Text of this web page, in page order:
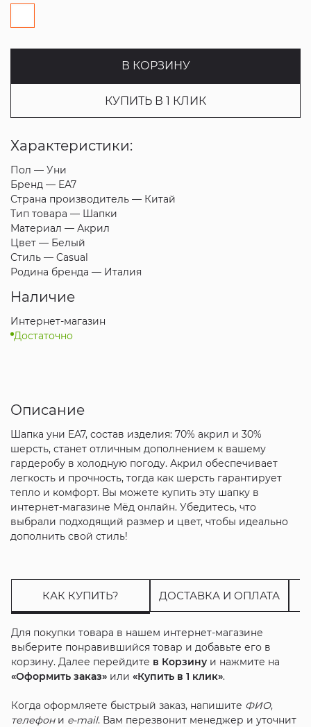
В КОРЗИНУ
КУПИТЬ В 1 КЛИК
Характеристики:
Пол — Уни
Бренд — EA7
Страна производитель — Китай
Тип товара — Шапки
Материал — Акрил
Цвет — Белый
Стиль — Casual
Родина бренда — Италия
Наличие
Интернет-магазин
Достаточно
Описание
Шапка уни EA7, состав изделия: 70% акрил и 30%
шерсть, станет отличным дополнением к вашему
гардеробу в холодную погоду. Акрил обеспечивает
легкость и прочность, тогда как шерсть гарантирует
тепло и комфорт. Вы можете купить эту шапку в
интернет-магазине Мёд онлайн. Убедитесь, что
выбрали подходящий размер и цвет, чтобы идеально
дополнить свой стиль!
КАК КУПИТЬ? ДОСТАВКА И ОПЛАТА
Для покупки товара в нашем интернет-магазине
выберите понравившийся товар и добавьте его в
корзину. Далее перейдите в Корзинуи нажмите на
«Оформить заказ»или «Купить в 1 клик».
Когда оформляете быстрый заказ, напишите ФИО,
телефони e-mail. Вам перезвонит менеджер и уточнит